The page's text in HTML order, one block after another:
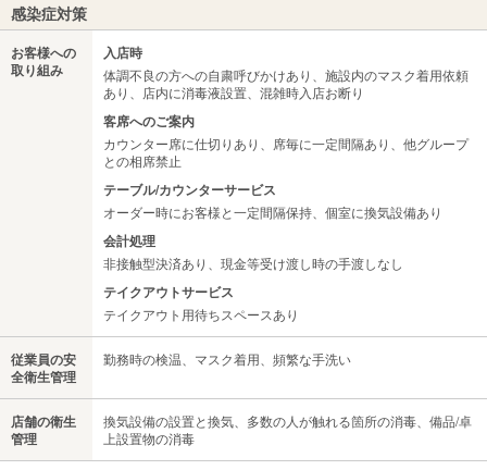
感染症対策
お客様への
取り組み
入店時
体調不良の方への自粛呼びかけあり、施設内のマスク着用依頼
あり、店内に消毒液設置、混雑時入店お断り
客席へのご案内
カウンター席に仕切りあり、席毎に一定間隔あり、他グループ
との相席禁止
テーブル/カウンターサービス
オーダー時にお客様と一定間隔保持、個室に換気設備あり
会計処理
非接触型決済あり、現金等受け渡し時の手渡しなし
テイクアウトサービス
テイクアウト用待ちスペースあり
従業員の安
全衛生管理
勤務時の検温、マスク着用、頻繁な手洗い
店舗の衛生
管理
換気設備の設置と換気、多数の人が触れる箇所の消毒、備品/卓
上設置物の消毒